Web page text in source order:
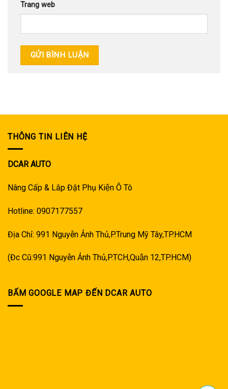
Trang web
THÔNG TIN LIÊN HỆ
DCAR AUTO
Nâng Cấp & Lắp Đặt Phụ Kiện Ô Tô
Hotline: 0907177557
Địa Chỉ: 991 Nguyễn Ảnh Thủ,P.Trung Mỹ Tây,TP.HCM
(Đc Cũ:991 Nguyễn Ảnh Thủ,P.TCH,Quận 12,TP.HCM)
BẤM GOOGLE MAP ĐẾN DCAR AUTO